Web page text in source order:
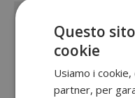
Questo
cookie
Usiamo i
partner, per